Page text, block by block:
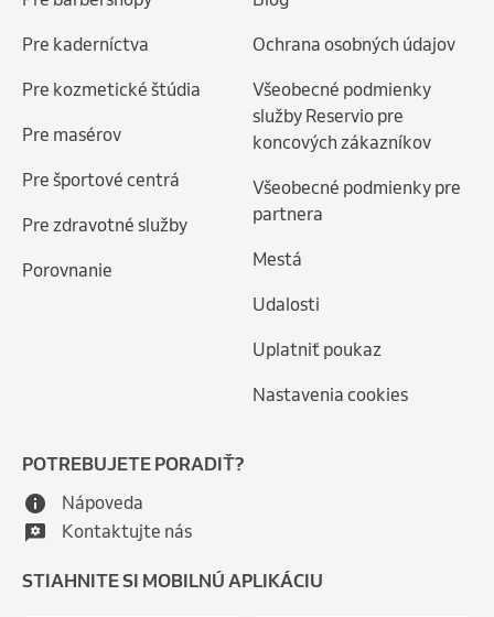
Pre kaderníctva
Pre kozmetické štúdia
Pre masérov
Pre športové centrá
Pre zdravotné služby
Porovnanie
Ochrana osobných údajov
Všeobecné podmienky
služby Reservio pre
koncových zákazníkov
Všeobecné podmienky pre
partnera
Mestá
Udalosti
Uplatniť poukaz
Nastavenia cookies
POTREBUJETE PORADIŤ?
Nápoveda
Kontaktujte nás
STIAHNITE SI MOBILNÚ APLIKÁCIU